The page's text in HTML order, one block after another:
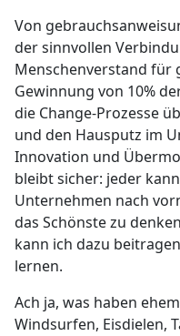
Von
der sinnvollen
Menschenverstand für
Gewinnung von 10%
die Change-Prozesse
und den Hausputz im
Innovation und
bleibt sicher: jeder
Unternehmen nach
das Schönste zu
kann ich dazu
lernen.
Ach ja, was haben
Windsurfen, Eisdielen,